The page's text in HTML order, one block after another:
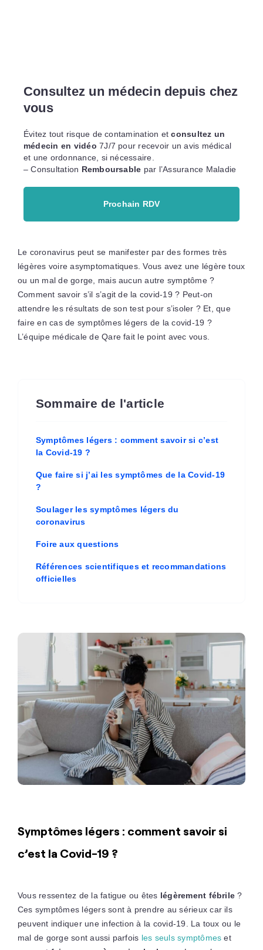
Consultez un médecin depuis chez
vous
Évitez tout risque de contamination et consultez un
médecin en vidéo 7J/7 pour recevoir un avis médical
et une ordonnance, si nécessaire.
– Consultation Remboursable par l’Assurance Maladie
Prochain RDV
Le coronavirus peut se manifester par des formes très
légères voire asymptomatiques. Vous avez une légère toux
ou un mal de gorge, mais aucun autre symptôme ?
Comment savoir s’il s’agit de la covid-19 ? Peut-on
attendre les résultats de son test pour s’isoler ? Et, que
faire en cas de symptômes légers de la covid-19 ?
L’équipe médicale de Qare fait le point avec vous.
Sommaire de l'article
Symptômes légers : comment savoir si c’est
la Covid-19 ?
Que faire si j’ai les symptômes de la Covid-19
?
Soulager les symptômes légers du
coronavirus
Foire aux questions
Références scientifiques et recommandations
officielles
Symptômes légers : comment savoir si
c’est la Covid-19 ?
Vous ressentez de la fatigue ou êtes légèrement fébrile ?
Ces symptômes légers sont à prendre au sérieux car ils
peuvent indiquer une infection à la covid-19. La toux ou le
mal de gorge sont aussi parfois les seuls symptômes et